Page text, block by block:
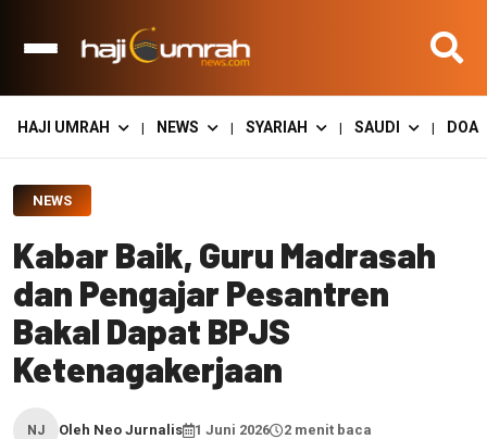
HAJI UMRAH | NEWS | SYARIAH | SAUDI | DOA
NEWS
Kabar Baik, Guru Madrasah
dan Pengajar Pesantren
Bakal Dapat BPJS
Ketenagakerjaan
NJ Oleh Neo Jurnalis 1 Juni 2026 2 menit baca